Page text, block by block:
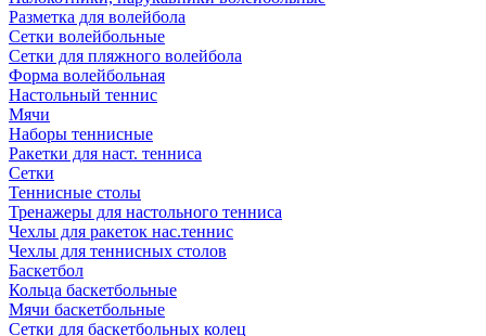
Разметка для волейбола
Сетки волейбольные
Сетки для пляжного волейбола
Форма волейбольная
Настольный теннис
Мячи
Наборы теннисные
Ракетки для наст. тенниса
Сетки
Теннисные столы
Тренажеры для настольного тенниса
Чехлы для ракеток нас.теннис
Чехлы для теннисных столов
Баскетбол
Кольца баскетбольные
Мячи баскетбольные
Сетки для баскетбольных колец